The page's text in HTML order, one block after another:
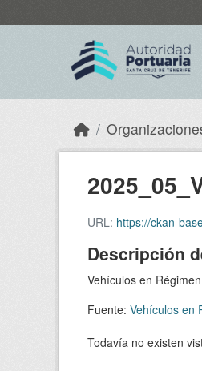
URL: https://ckan-base-
Descripción
Vehículos en
Fuente: Vehículos en
Todavía no existen